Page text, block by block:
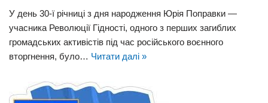
У день 30-ї річниці з дня народження Юрія Поправки —
учасника Революції Гідності, одного з перших загиблих
громадських активістів під час російського воєнного
вторгнення, було… Читати далі »